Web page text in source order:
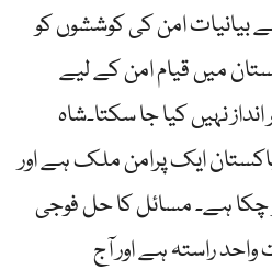
بیانیات امن کی کوششوں کو
میں قیام امن کے لیے
نہیں کیا جا سکتا۔شاہ
ایک پرامن ملک ہے اور
چکا ہے۔ مسائل کا حل فوجی
راستہ ہے اور آج